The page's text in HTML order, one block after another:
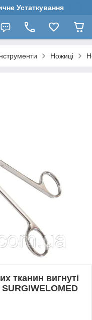
Устаткування
Ножиці
тканин вигнуті